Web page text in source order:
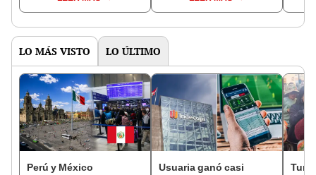
octubre en el link oficial
LO MÁS VISTO LO ÚLTIMO
Perú y México
Usuaria ganó casi